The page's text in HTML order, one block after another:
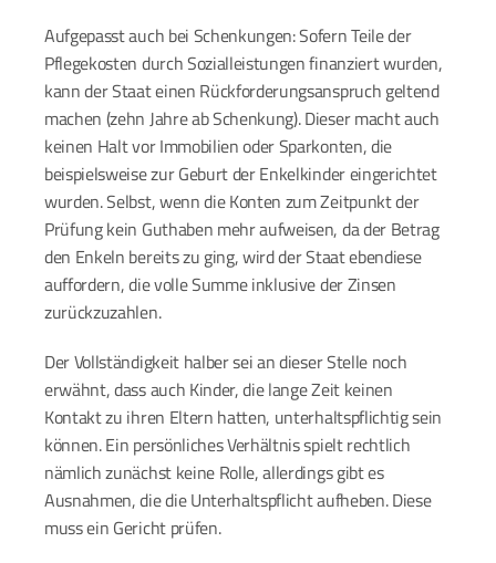
Aufgepasst auch bei Schenkungen: Sofern Teile der
Pflegekosten durch Sozialleistungen finanziert wurden,
kann der Staat einen Rückforderungsanspruch geltend
machen (zehn Jahre ab Schenkung). Dieser macht auch
keinen Halt vor Immobilien oder Sparkonten, die
beispielsweise zur Geburt der Enkelkinder eingerichtet
wurden. Selbst, wenn die Konten zum Zeitpunkt der
Prüfung kein Guthaben mehr aufweisen, da der Betrag
den Enkeln bereits zu ging, wird der Staat ebendiese
auffordern, die volle Summe inklusive der Zinsen
zurückzuzahlen.
Der Vollständigkeit halber sei an dieser Stelle noch
erwähnt, dass auch Kinder, die lange Zeit keinen
Kontakt zu ihren Eltern hatten, unterhaltspflichtig sein
können. Ein persönliches Verhältnis spielt rechtlich
nämlich zunächst keine Rolle, allerdings gibt es
Ausnahmen, die die Unterhaltspflicht aufheben. Diese
muss ein Gericht prüfen.